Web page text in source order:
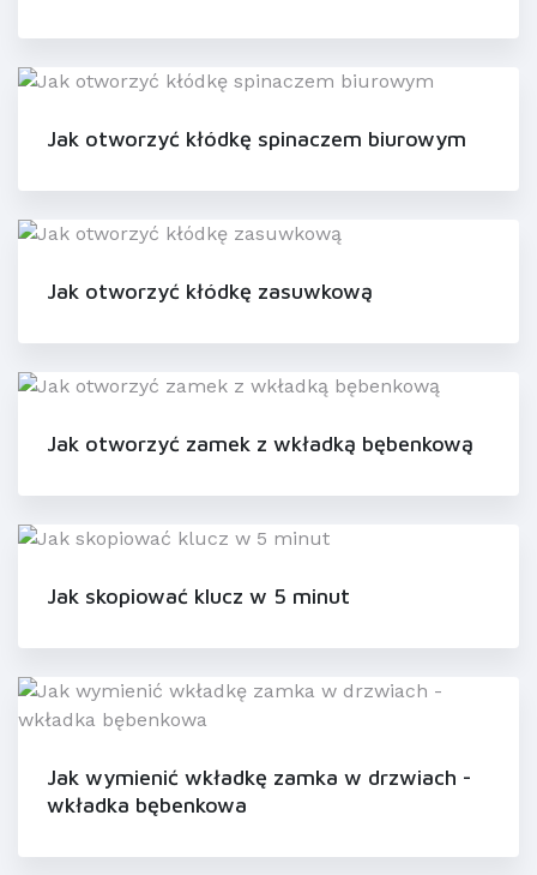
Jak otworzyć kłódkę spinaczem biurowym
Jak otworzyć kłódkę zasuwkową
Jak otworzyć zamek z wkładką bębenkową
Jak skopiować klucz w 5 minut
Jak wymienić wkładkę zamka w drzwiach -
wkładka bębenkowa